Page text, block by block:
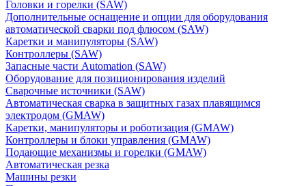
Головки и горелки (SAW)
Дополнительные оснащение и опции для оборудования
автоматической сварки под флюсом (SAW)
Каретки и манипуляторы (SAW)
Контроллеры (SAW)
Запасные части Automation (SAW)
Оборудование для позиционирования изделий
Сварочные источники (SAW)
Автоматическая сварка в защитных газах плавящимся
электродом (GMAW)
Каретки, манипуляторы и роботизация (GMAW)
Контроллеры и блоки управления (GMAW)
Подающие механизмы и горелки (GMAW)
Автоматическая резка
Машины резки